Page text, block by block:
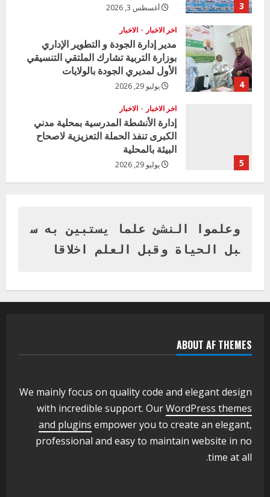
n
g
3 أغسطس 3, 2026
4
اخر الاخبار الاخبار
مدير إدارة الجودة و التطوير الإداري
بوزارة التربية تشارك الملتقي التنسيقي
الأول لمديري الجودة بالولايات
يوليو 29, 2026
5
اخر الاخبار الاخبار
إدارة الأنشطة المدرسية بمحلية مدني
الكبرى تنفذ الحملة التعزيزية لاصحاح
البيئة بالمحلية
يوليو 29, 2026
بنات بمحلية ود مدني الكبرى
أغسطس 3, 2026
يعلن تخفيض الرسوم الدراسية لهذا العام
بنسبة15%
3
وزير التربية والتعليم بالولاية يدشن ورشة
أغسطس 3, 2026
اخر الاخبار الاخبار
مدير إدارة الجودة و التطوير الإداري
بوزارة التربية تشارك الملتقي التنسيقي
وعلموا النشئ علما يستبين به س
بل الحياة وقبل العلم اخلاقا
ABOUT AF THEMES
We mainly focus on quality code and elegant design
with incredible support. OurWordPress themes
and plugins empower you to create an elegant,
professional and easy to maintain website in no
time at all.